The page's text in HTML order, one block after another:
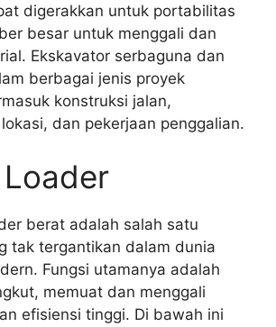
digerakkan untuk portabilitas
besar untuk menggali dan
Ekskavator serbaguna dan
berbagai jenis proyek
konstruksi jalan,
dan pekerjaan penggalian.
berat adalah salah satu
tak tergantikan dalam dunia
Fungsi utamanya adalah
memuat dan menggali
efisiensi tinggi. Di bawah ini